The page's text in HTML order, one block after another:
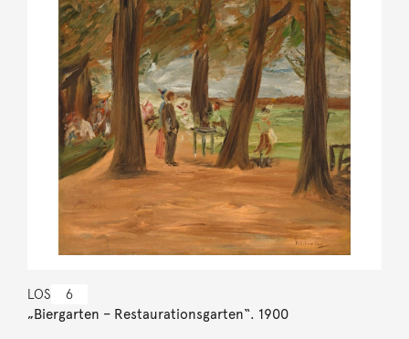
LOS 6
„Biergarten – Restaurationsgarten“. 1900